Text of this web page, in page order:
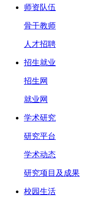
师资队伍
骨干教师
人才招聘
招生就业
招生网
就业网
学术研究
研究平台
学术动态
研究项目及成果
校园生活